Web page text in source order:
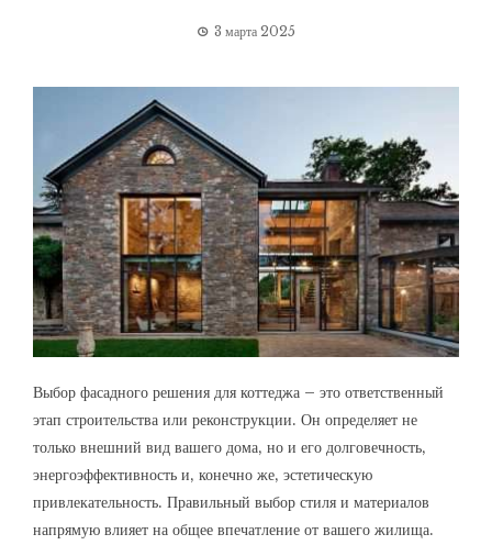
3 марта 2025
Выбор фасадного решения для коттеджа – это ответственный
этап строительства или реконструкции. Он определяет не
только внешний вид вашего дома‚ но и его долговечность‚
энергоэффективность и‚ конечно же‚ эстетическую
привлекательность. Правильный выбор стиля и материалов
напрямую влияет на общее впечатление от вашего жилища.